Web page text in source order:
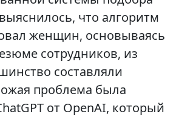
что алгоритм
женщин, основываясь
сотрудников, из
составляли
проблема была
от OpenAI, который